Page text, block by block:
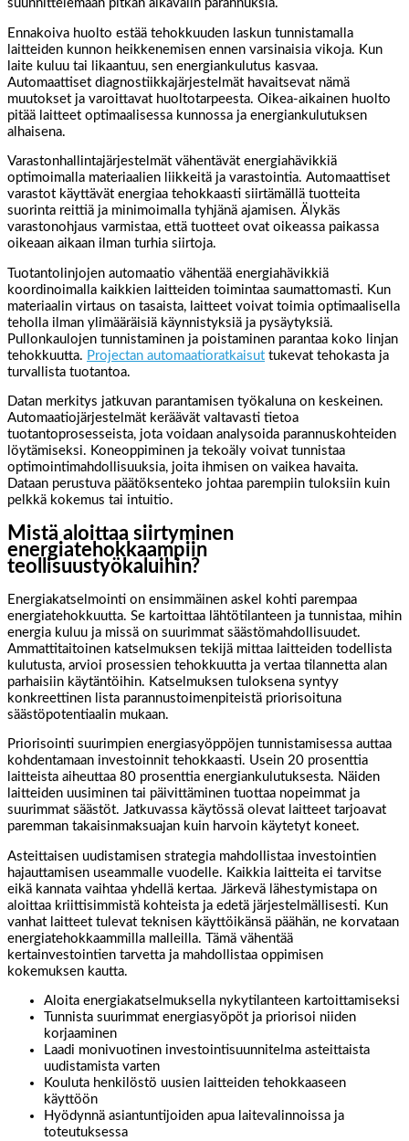
suunnittelemaan pitkän aikavälin parannuksia.
Ennakoiva huolto estää tehokkuuden laskun tunnistamalla
laitteiden kunnon heikkenemisen ennen varsinaisia vikoja. Kun
laite kuluu tai likaantuu, sen energiankulutus kasvaa.
Automaattiset diagnostiikkajärjestelmät havaitsevat nämä
muutokset ja varoittavat huoltotarpeesta. Oikea-aikainen huolto
pitää laitteet optimaalisessa kunnossa ja energiankulutuksen
alhaisena.
Varastonhallintajärjestelmät vähentävät energiahävikkiä
optimoimalla materiaalien liikkeitä ja varastointia. Automaattiset
varastot käyttävät energiaa tehokkaasti siirtämällä tuotteita
suorinta reittiä ja minimoimalla tyhjänä ajamisen. Älykäs
varastonohjaus varmistaa, että tuotteet ovat oikeassa paikassa
oikeaan aikaan ilman turhia siirtoja.
Tuotantolinjojen automaatio vähentää energiahävikkiä
koordinoimalla kaikkien laitteiden toimintaa saumattomasti. Kun
materiaalin virtaus on tasaista, laitteet voivat toimia optimaalisella
teholla ilman ylimääräisiä käynnistyksiä ja pysäytyksiä.
Pullonkaulojen tunnistaminen ja poistaminen parantaa koko linjan
tehokkuutta. Projectan automaatioratkaisut tukevat tehokasta ja
turvallista tuotantoa.
Datan merkitys jatkuvan parantamisen työkaluna on keskeinen.
Automaatiojärjestelmät keräävät valtavasti tietoa
tuotantoprosesseista, jota voidaan analysoida parannuskohteiden
löytämiseksi. Koneoppiminen ja tekoäly voivat tunnistaa
optimointimahdollisuuksia, joita ihmisen on vaikea havaita.
Dataan perustuva päätöksenteko johtaa parempiin tuloksiin kuin
pelkkä kokemus tai intuitio.
Mistä aloittaa siirtyminen
energiatehokkaampiin
teollisuustyökaluihin?
Energiakatselmointi on ensimmäinen askel kohti parempaa
energiatehokkuutta. Se kartoittaa lähtötilanteen ja tunnistaa, mihin
energia kuluu ja missä on suurimmat säästömahdollisuudet.
Ammattitaitoinen katselmuksen tekijä mittaa laitteiden todellista
kulutusta, arvioi prosessien tehokkuutta ja vertaa tilannetta alan
parhaisiin käytäntöihin. Katselmuksen tuloksena syntyy
konkreettinen lista parannustoimenpiteistä priorisoituna
säästöpotentiaalin mukaan.
Priorisointi suurimpien energiasyöppöjen tunnistamisessa auttaa
kohdentamaan investoinnit tehokkaasti. Usein 20 prosenttia
laitteista aiheuttaa 80 prosenttia energiankulutuksesta. Näiden
laitteiden uusiminen tai päivittäminen tuottaa nopeimmat ja
suurimmat säästöt. Jatkuvassa käytössä olevat laitteet tarjoavat
paremman takaisinmaksuajan kuin harvoin käytetyt koneet.
Asteittaisen uudistamisen strategia mahdollistaa investointien
hajauttamisen useammalle vuodelle. Kaikkia laitteita ei tarvitse
eikä kannata vaihtaa yhdellä kertaa. Järkevä lähestymistapa on
aloittaa kriittisimmistä kohteista ja edetä järjestelmällisesti. Kun
vanhat laitteet tulevat teknisen käyttöikänsä päähän, ne korvataan
energiatehokkaammilla malleilla. Tämä vähentää
kertainvestointien tarvetta ja mahdollistaa oppimisen
kokemuksen kautta.
Aloita energiakatselmuksella nykytilanteen kartoittamiseksi
Tunnista suurimmat energiasyöpöt ja priorisoi niiden
korjaaminen
Laadi monivuotinen investointisuunnitelma asteittaista
uudistamista varten
Kouluta henkilöstö uusien laitteiden tehokkaaseen
käyttöön
Hyödynnä asiantuntijoiden apua laitevalinnoissa ja
toteutuksessa